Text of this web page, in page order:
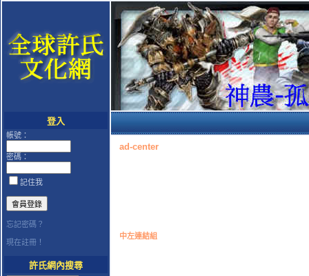
登入
帳號：
密碼：
記住我
忘記密碼？
現在註冊！
許氏網內搜尋
ad-center
中左連結組